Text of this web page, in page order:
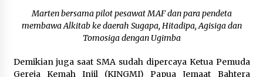
Marten bersama pilot pesawat MAF dan para pendeta
membawa Alkitab ke daerah Sugapa, Hitadipa, Agisiga dan
Tomosiga dengan Ugimba
Demikian juga saat SMA sudah dipercaya Ketua Pemuda
Gereja Kemah Injil (KINGMI) Papua Jemaat Bahtera